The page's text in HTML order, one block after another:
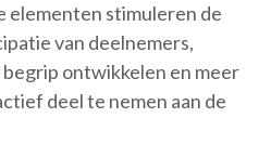
stimuleren de
van deelnemers,
ontwikkelen en meer
deel te nemen aan de